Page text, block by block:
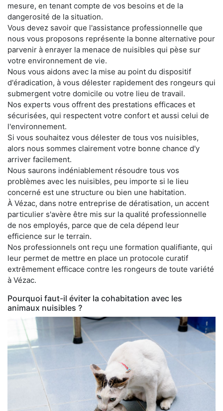
mesure, en tenant compte de vos besoins et de la
dangerosité de la situation.
Vous devez savoir que l'assistance professionnelle que
nous vous proposons représente la bonne alternative pour
parvenir à enrayer la menace de nuisibles qui pèse sur
votre environnement de vie.
Nous vous aidons avec la mise au point du dispositif
d'éradication, à vous délester rapidement des rongeurs qui
submergent votre domicile ou votre lieu de travail.
Nos experts vous offrent des prestations efficaces et
sécurisées, qui respectent votre confort et aussi celui de
l'environnement.
Si vous souhaitez vous délester de tous vos nuisibles,
alors nous sommes clairement votre bonne chance d'y
arriver facilement.
Nous saurons indéniablement résoudre tous vos
problèmes avec les nuisibles, peu importe si le lieu
concerné est une structure ou bien une habitation.
À Vézac, dans notre entreprise de dératisation, un accent
particulier s'avère être mis sur la qualité professionnelle
de nos employés, parce que de cela dépend leur
efficience sur le terrain.
Nos professionnels ont reçu une formation qualifiante, qui
leur permet de mettre en place un protocole curatif
extrêmement efficace contre les rongeurs de toute variété
à Vézac.
Pourquoi faut-il éviter la cohabitation avec les
animaux nuisibles ?